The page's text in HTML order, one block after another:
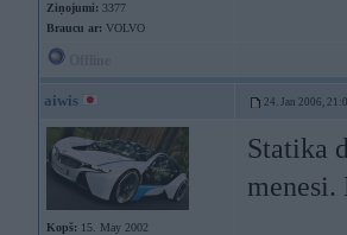
Ziņojumi: 3377
Braucu ar: VOLVO
aiwis 24. Jan 2006,
Kopš: 15. May 2002
Statika
menesi.